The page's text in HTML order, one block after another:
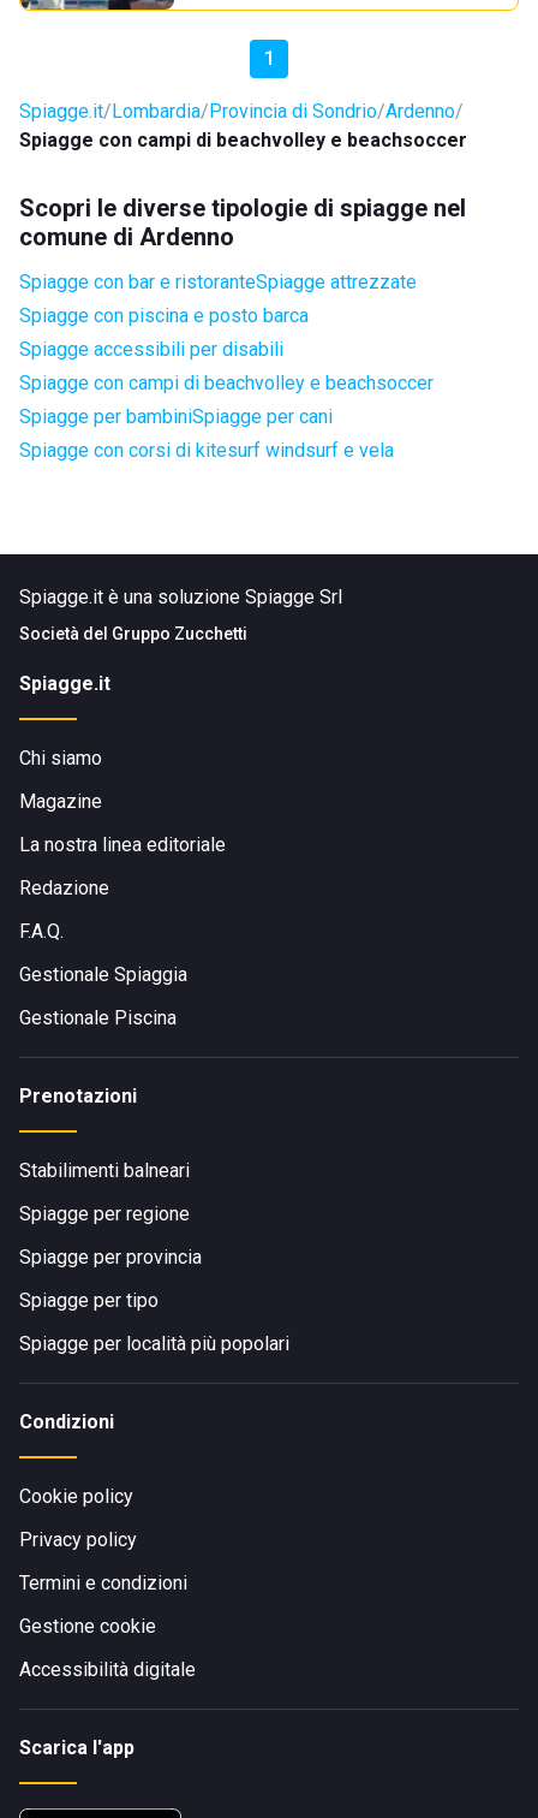
1
Spiagge.it Lombardia Provincia di Sondrio Ardenno
Spiagge con campi di beachvolley e beachsoccer
Scopri le diverse tipologie di spiagge nel
comune di Ardenno
Spiagge con bar e ristoranteSpiagge attrezzate
Spiagge con piscina e posto barca
Spiagge accessibili per disabili
Spiagge con campi di beachvolley e beachsoccer
Spiagge per bambiniSpiagge per cani
Spiagge con corsi di kitesurf windsurf e vela
Spiagge.it è una soluzione Spiagge Srl
Società del Gruppo Zucchetti
Spiagge.it
Chi siamo
Magazine
La nostra linea editoriale
Redazione
F.A.Q.
Gestionale Spiaggia
Gestionale Piscina
Prenotazioni
Stabilimenti balneari
Spiagge per regione
Spiagge per provincia
Spiagge per tipo
Spiagge per località più popolari
Condizioni
Cookie policy
Privacy policy
Termini e condizioni
Gestione cookie
Accessibilità digitale
Scarica l'app